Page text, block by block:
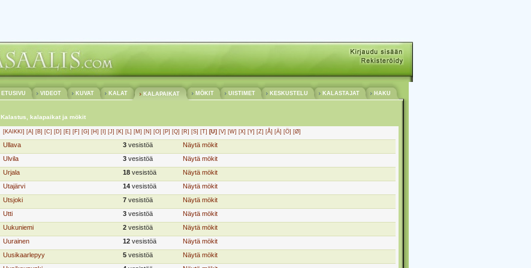
ETUSIVU VIDEOT KUVAT KALAT KALAPAIKAT MÖKIT UISTIMET KESKUSTELU KALASTAJAT HAKU
Kalastus, kalapaikat ja mökit
[KAIKKI] [A] [B] [C] [D] [E] [F] [G] [H] [I] [J] [K] [L] [M] [N] [O] [P] [Q] [R] [S] [T] [U] [V] [W] [X] [Y] [Z] [Å] [Ä] [Ö] [Ø]
Ullava 3 vesistöä
Näytä mökit
Ulvila
3 vesistöä
Näytä mökit
Urjala
18 vesistöä
Näytä mökit
Utajärvi
14 vesistöä
Näytä mökit
Utsjoki
7 vesistöä
Näytä mökit
Utti
3 vesistöä
Näytä mökit
Uukuniemi
2 vesistöä
Näytä mökit
Uurainen
12 vesistöä
Näytä mökit
Uusikaarlepyy
5 vesistöä
Näytä mökit